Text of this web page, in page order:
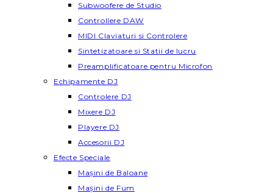
Subwoofere de Studio
Controllere DAW
MIDI Claviaturi si Controlere
Sintetizatoare si Statii de lucru
Preamplificatoare pentru Microfon
Echipamente DJ
Controlere DJ
Mixere DJ
Playere DJ
Accesorii DJ
Efecte Speciale
Mașini de Baloane
Mașini de Fum